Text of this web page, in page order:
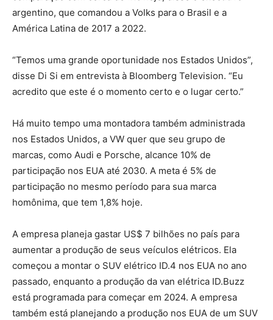
argentino, que comandou a Volks para o Brasil e a
América Latina de 2017 a 2022.
“Temos uma grande oportunidade nos Estados Unidos”,
disse Di Si em entrevista à Bloomberg Television. “Eu
acredito que este é o momento certo e o lugar certo.”
Há muito tempo uma montadora também administrada
nos Estados Unidos, a VW quer que seu grupo de
marcas, como Audi e Porsche, alcance 10% de
participação nos EUA até 2030. A meta é 5% de
participação no mesmo período para sua marca
homônima, que tem 1,8% hoje.
A empresa planeja gastar US$ 7 bilhões no país para
aumentar a produção de seus veículos elétricos. Ela
começou a montar o SUV elétrico ID.4 nos EUA no ano
passado, enquanto a produção da van elétrica ID.Buzz
está programada para começar em 2024. A empresa
também está planejando a produção nos EUA de um SUV